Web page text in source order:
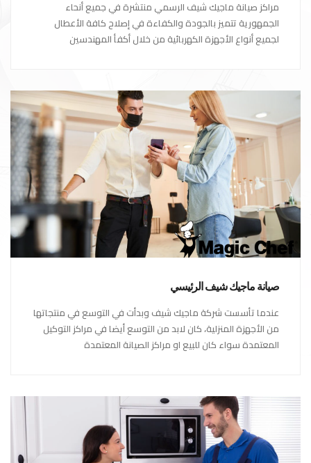
مراكز صيانة ماجيك شيف الرسمي منتشرة في جميع أنحاء
الجمهورية تتميز بالجودة والكفاءة في إصلاح كافة الأعطال
لجميع أنواع الأجهزة الكهربائية من خلال أكفأ المهندسين
صيانة ماجيك شيف الرئيسي
عندما تأسست شركة ماجيك شيف وبدأت في التوسع في منتجاتها
من الأجهزة المنزلية، كان لابد من التوسع أيضا في مراكز التوكيل
المعتمدة سواء كان للبيع او مراكز الصيانة المعتمدة